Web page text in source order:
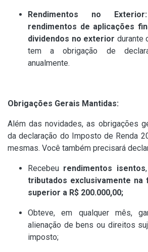
Rendimentos no Exterior:
rendimentos de aplicações
dividendos no exterior durante
tem a obrigação de
anualmente.
Obrigações Gerais Mantidas:
Além das novidades, as obrigações
da declaração do Imposto de Renda
mesmas. Você também precisará
Recebeu rendimentos isentos
tributados exclusivamente na
superior a R$ 200.000,00;
Obteve, em qualquer mês,
alienação de bens ou direitos
imposto;